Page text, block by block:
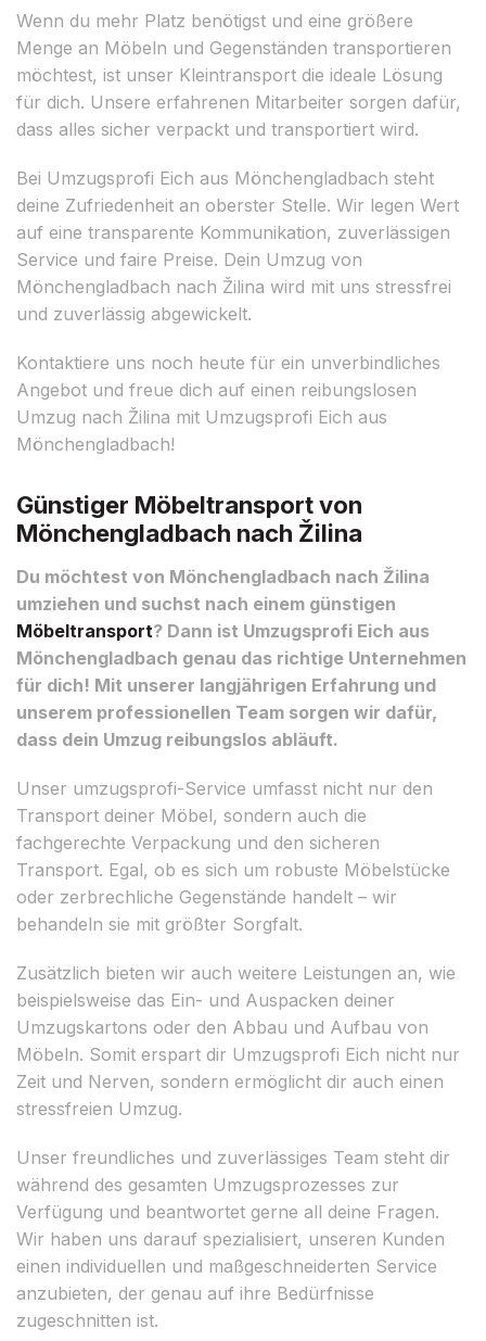
Wenn du mehr Platz benötigst und eine größere
Menge an Möbeln und Gegenständen transportieren
möchtest, ist unser Kleintransport die ideale Lösung
für dich. Unsere erfahrenen Mitarbeiter sorgen dafür,
dass alles sicher verpackt und transportiert wird.
Bei Umzugsprofi Eich aus Mönchengladbach steht
deine Zufriedenheit an oberster Stelle. Wir legen Wert
auf eine transparente Kommunikation, zuverlässigen
Service und faire Preise. Dein Umzug von
Mönchengladbach nach Žilina wird mit uns stressfrei
und zuverlässig abgewickelt.
Kontaktiere uns noch heute für ein unverbindliches
Angebot und freue dich auf einen reibungslosen
Umzug nach Žilina mit Umzugsprofi Eich aus
Mönchengladbach!
Günstiger Möbeltransport von
Mönchengladbach nach Žilina
Du möchtest von Mönchengladbach nach Žilina
umziehen und suchst nach einem günstigen
Möbeltransport? Dann ist Umzugsprofi Eich aus
Mönchengladbach genau das richtige Unternehmen
für dich! Mit unserer langjährigen Erfahrung und
unserem professionellen Team sorgen wir dafür,
dass dein Umzug reibungslos abläuft.
Unser umzugsprofi-Service umfasst nicht nur den
Transport deiner Möbel, sondern auch die
fachgerechte Verpackung und den sicheren
Transport. Egal, ob es sich um robuste Möbelstücke
oder zerbrechliche Gegenstände handelt – wir
behandeln sie mit größter Sorgfalt.
Zusätzlich bieten wir auch weitere Leistungen an, wie
beispielsweise das Ein- und Auspacken deiner
Umzugskartons oder den Abbau und Aufbau von
Möbeln. Somit erspart dir Umzugsprofi Eich nicht nur
Zeit und Nerven, sondern ermöglicht dir auch einen
stressfreien Umzug.
Unser freundliches und zuverlässiges Team steht dir
während des gesamten Umzugsprozesses zur
Verfügung und beantwortet gerne all deine Fragen.
Wir haben uns darauf spezialisiert, unseren Kunden
einen individuellen und maßgeschneiderten Service
anzubieten, der genau auf ihre Bedürfnisse
zugeschnitten ist.